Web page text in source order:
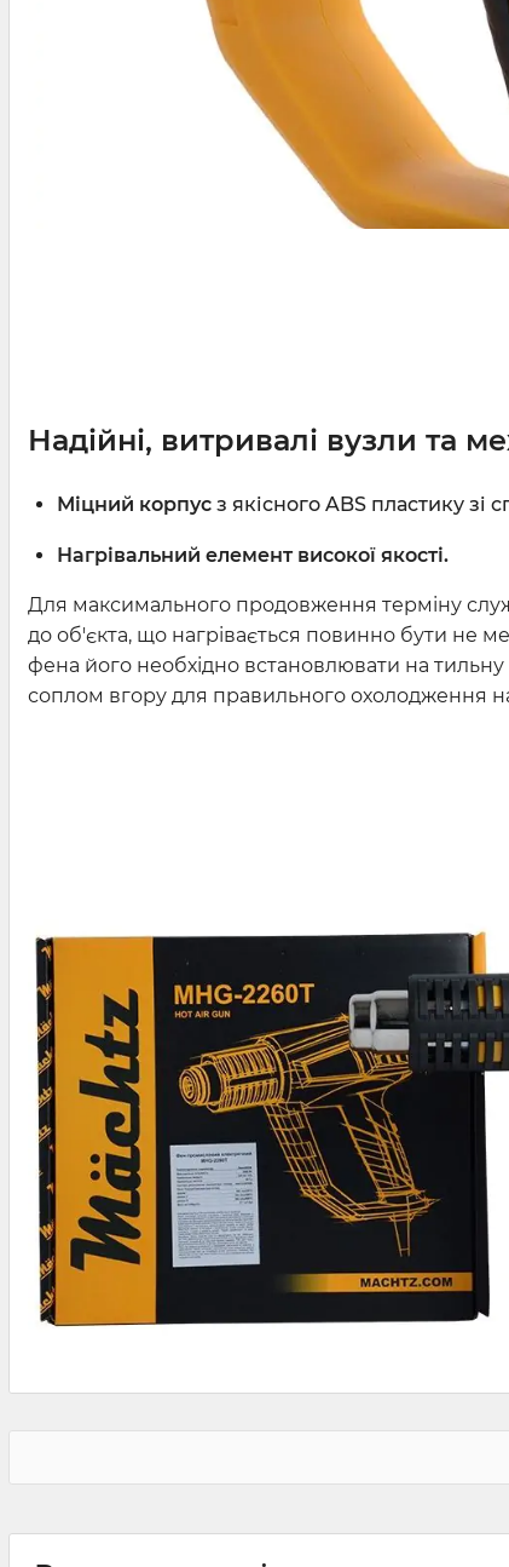
Надійні, витривалі вузли та
Міцний корпус з якісного ABS пластику зі
Нагрівальний елемент високої якості.
Для максимального продовження терміну
до об'єкта, що нагрівається повинно бути не
фена його необхідно встановлювати на
соплом вгору для правильного охолодження